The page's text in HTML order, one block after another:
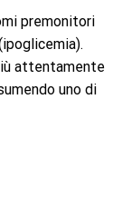
premonitori
attentamente
uno di